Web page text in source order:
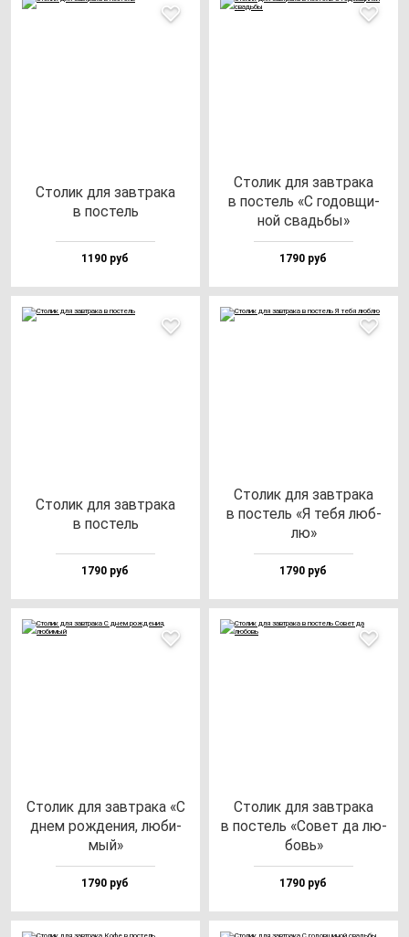
Сто­лик для зав­тра­ка
в пос­тель
1190 руб
Сто­лик для зав­тра­ка
в пос­тель «С го­дов­щи­
ной свадь­бы»
1790 руб
Сто­лик для зав­тра­ка
в пос­тель
1790 руб
Сто­лик для зав­тра­ка
в пос­тель «Я те­бя люб­
лю»
1790 руб
Сто­лик для зав­тра­ка «С
днем рож­де­ния, лю­би­
мый»
1790 руб
Сто­лик для зав­тра­ка
в пос­тель «Совет да лю­
бовь»
1790 руб